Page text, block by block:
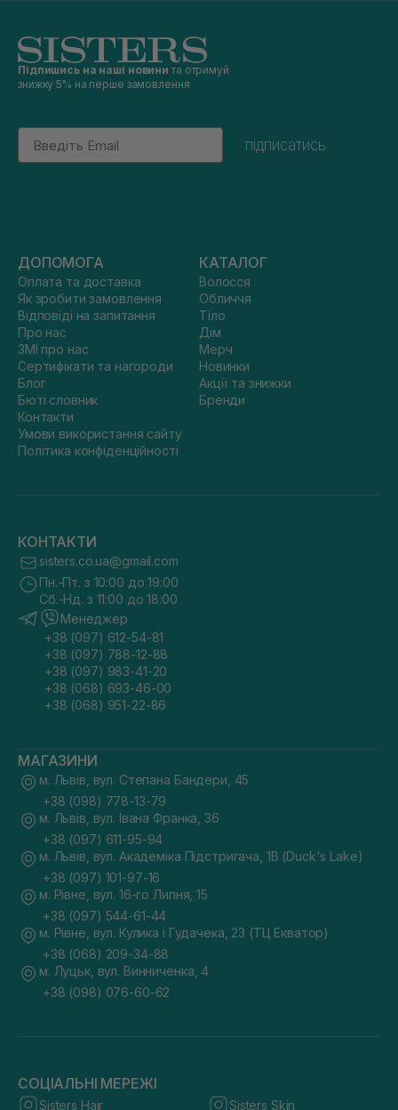
Підпишись на наші новини та отримуй
знижку 5% на перше замовлення
Email
підписатись
ДОПОМОГА
Оплата та доставка
Як зробити замовлення
Відповіді на запитання
Про нас
ЗМІ про нас
Сертифікати та нагороди
Блог
Бюті словник
Контакти
Умови використання сайту
Політика конфіденційності
КАТАЛОГ
Волосся
Обличчя
Тіло
Дім
Мерч
Новинки
Акції та знижки
Бренди
КОНТАКТИ
sisters.co.ua@gmail.com
Пн.-Пт. з 10:00 до 19:00
Сб.-Нд. з 11:00 до 18:00
Менеджер
+38 (097) 612-54-81
+38 (097) 788-12-88
+38 (097) 983-41-20
+38 (068) 693-46-00
+38 (068) 951-22-86
МАГАЗИНИ
м. Львів, вул. Степана Бандери, 45
+38 (098) 778-13-79
м. Львів, вул. Івана Франка, 36
+38 (097) 611-95-94
м. Львів, вул. Академіка Підстригача, 1В (Duck's Lake)
+38 (097) 101-97-16
м. Рівне, вул. 16-го Липня, 15
+38 (097) 544-61-44
м. Рівне, вул. Кулика і Гудачека, 23 (ТЦ Екватор)
+38 (068) 209-34-88
м. Луцьк, вул. Винниченка, 4
+38 (098) 076-60-62
СОЦІАЛЬНІ МЕРЕЖІ
Sisters Hair Sisters Skin